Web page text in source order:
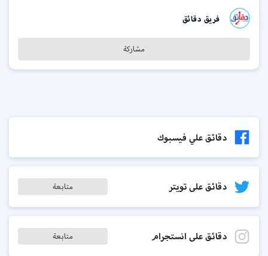
فريق دقائق
مشاركة
دقائق علي فيسبوك
دقائق على تويتر متابعة
دقائق على انستجرام متابعة